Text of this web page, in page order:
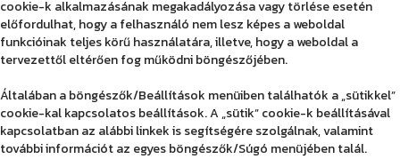
cookie-k alkalmazásának megakadályozása vagy törlése esetén
előfordulhat, hogy a felhasználó nem lesz képes a weboldal
funkcióinak teljes körű használatára, illetve, hogy a weboldal a
tervezettől eltérően fog működni böngészőjében.
Általában a böngészők/Beállítások menüiben találhatók a „sütikkel”
cookie-kal kapcsolatos beállítások. A „sütik” cookie-k beállításával
kapcsolatban az alábbi linkek is segítségére szolgálnak, valamint
további információt az egyes böngészők/Súgó menüjében talál.